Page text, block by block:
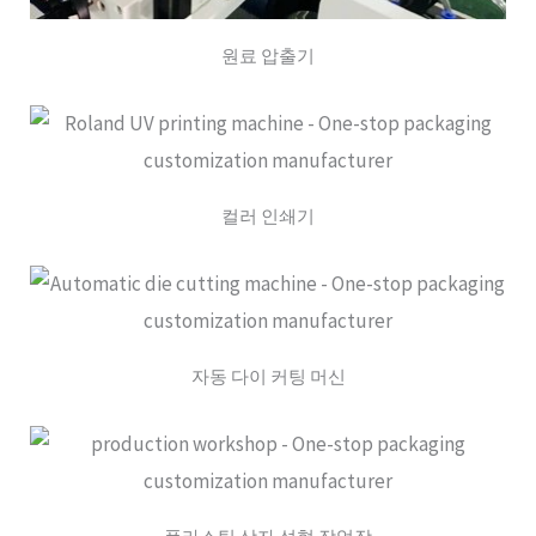
원료 압출기
컬러 인쇄기
자동 다이 커팅 머신